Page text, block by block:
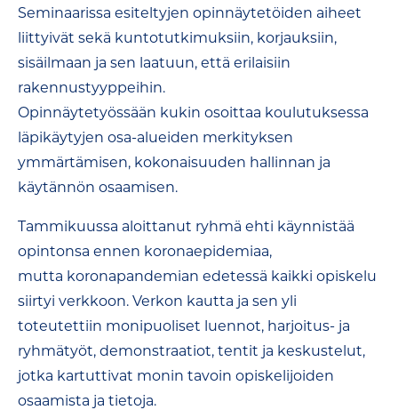
Seminaarissa esiteltyjen opinnäytetöiden aiheet
liittyivät sekä kuntotutkimuksiin, korjauksiin,
sisäilmaan ja sen laatuun, että erilaisiin
rakennustyyppeihin.
Opinnäytetyössään kukin osoittaa koulutuksessa
läpikäytyjen osa-alueiden merkityksen
ymmärtämisen, kokonaisuuden hallinnan ja
käytännön osaamisen.
Tammikuussa aloittanut ryhmä ehti käynnistää
opintonsa ennen koronaepidemiaa,
mutta koronapandemian edetessä kaikki opiskelu
siirtyi verkkoon. Verkon kautta ja sen yli
toteutettiin monipuoliset luennot, harjoitus- ja
ryhmätyöt, demonstraatiot, tentit ja keskustelut,
jotka kartuttivat monin tavoin opiskelijoiden
osaamista ja tietoja.